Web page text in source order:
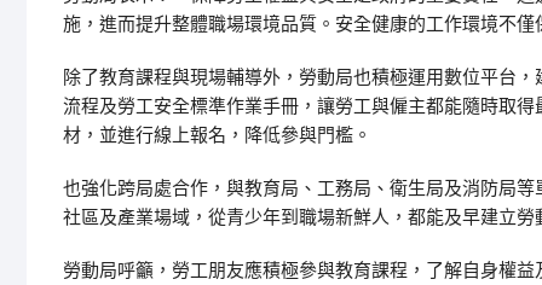
施，進而提升整體職場環境品質。安全健康的工作環境不
除了教育課程與現場輔導外，勞動局也積極運用數位平台
流程及勞工安全標準作業手冊，讓勞工與僱主都能隨時取
材，並進行線上報名，降低參與門檻。
也強化跨局處合作，與教育局、工務局、衛生局及消防局
社區及產業場域，從青少年到職場新鮮人，都能及早建立
勞動局呼籲，勞工朋友應積極參與教育課程，了解自身權